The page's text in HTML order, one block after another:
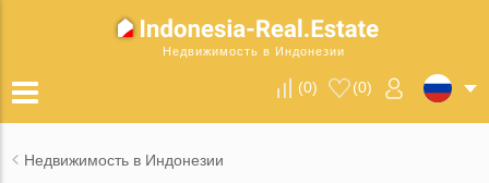
Недвижимость в Индонезии
(0) (0)
Недвижимость в Индонезии